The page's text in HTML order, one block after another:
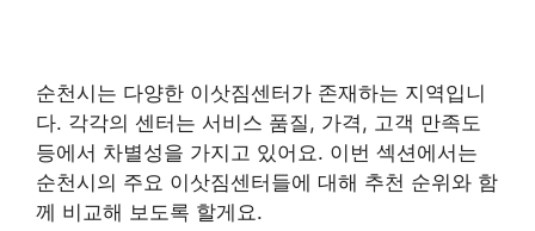
순천시는 다양한 이삿짐센터가 존재하는 지역입니
다. 각각의 센터는 서비스 품질, 가격, 고객 만족도
등에서 차별성을 가지고 있어요. 이번 섹션에서는
순천시의 주요 이삿짐센터들에 대해 추천 순위와 함
께 비교해 보도록 할게요.